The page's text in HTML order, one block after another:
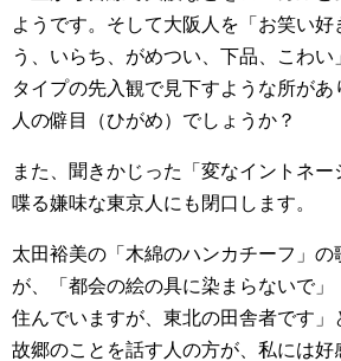
ようです。そして大阪人を「お笑い
う、いらち、がめつい、下品、こわ
タイプの先入観で見下すような所があ
人の僻目（ひがめ）でしょうか？
また、聞きかじった「変なイントネー
喋る嫌味な東京人にも閉口します。
太田裕美の「木綿のハンカチーフ」の
が、「都会の絵の具に染まらないで」
住んでいますが、東北の田舎者です」
故郷のことを話す人の方が、私には好